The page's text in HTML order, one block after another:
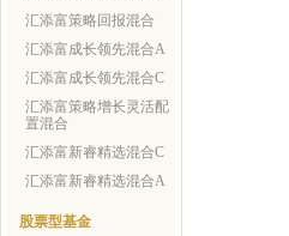
汇添富策略回报混合
汇添富成长领先混合A
汇添富成长领先混合C
汇添富策略增长灵活配
置混合
汇添富新睿精选混合C
汇添富新睿精选混合A
股票型基金